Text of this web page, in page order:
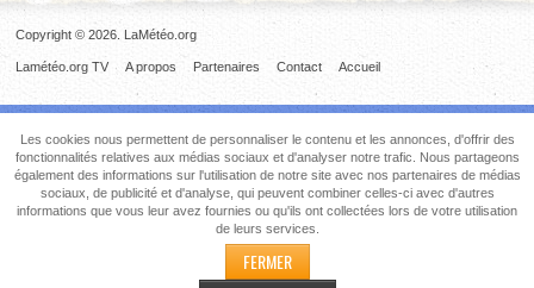
Copyright © 2026. LaMétéo.org
Accueil
Contact
Partenaires
A propos
Lamétéo.org TV
Les cookies nous permettent de personnaliser le contenu et les annonces, d'offrir des
fonctionnalités relatives aux médias sociaux et d'analyser notre trafic. Nous partageons
également des informations sur l'utilisation de notre site avec nos partenaires de médias
sociaux, de publicité et d'analyse, qui peuvent combiner celles-ci avec d'autres
informations que vous leur avez fournies ou qu'ils ont collectées lors de votre utilisation
de leurs services.
FERMER